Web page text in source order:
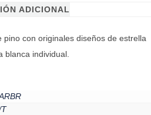
ADICIONAL
con originales diseños de estrella
blanca individual.